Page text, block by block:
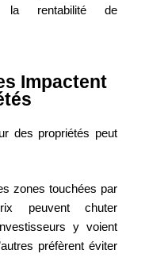
la rentabilité de
Impactent
des propriétés peut
zones touchées par
peuvent chuter
y voient
préfèrent éviter